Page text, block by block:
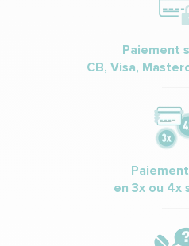
Paiement
CB, Visa,
en 3x ou 4x